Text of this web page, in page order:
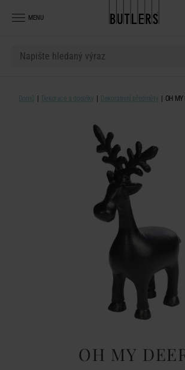
MENU
Domů Dekorace a doplňky Dekorativní předměty OH
OH MY